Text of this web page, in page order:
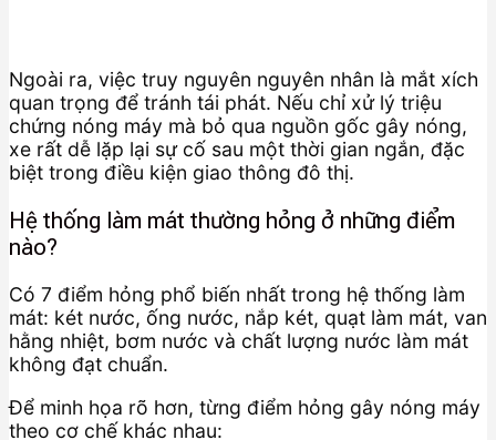
Ngoài ra, việc truy nguyên nguyên nhân là mắt xích
quan trọng để tránh tái phát. Nếu chỉ xử lý triệu
chứng nóng máy mà bỏ qua nguồn gốc gây nóng,
xe rất dễ lặp lại sự cố sau một thời gian ngắn, đặc
biệt trong điều kiện giao thông đô thị.
Hệ thống làm mát thường hỏng ở những điểm
nào?
Có 7 điểm hỏng phổ biến nhất trong hệ thống làm
mát: két nước, ống nước, nắp két, quạt làm mát, van
hằng nhiệt, bơm nước và chất lượng nước làm mát
không đạt chuẩn.
Để minh họa rõ hơn, từng điểm hỏng gây nóng máy
theo cơ chế khác nhau: